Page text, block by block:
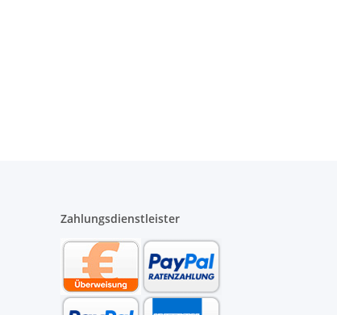
Zahlungsdienstleister